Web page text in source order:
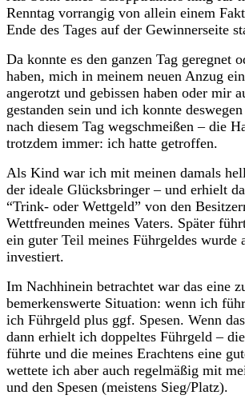
Renntag vorrangig von allein einem
Ende des Tages auf der Gewinnerseite
Da konnte es den ganzen Tag geregnet
haben, mich in meinem neuen Anzug
angerotzt und gebissen haben oder mir
gestanden sein und ich konnte
nach diesem Tag wegschmeißen – die
trotzdem immer: ich hatte getroffen.
Als Kind war ich mit meinen damals
der ideale Glücksbringer – und erhielt
“Trink- oder Wettgeld” von den
Wettfreunden meines Vaters. Später
ein guter Teil meines Führgeldes wurde
investiert.
Im Nachhinein betrachtet war das eine
bemerkenswerte Situation: wenn ich
ich Führgeld plus ggf. Spesen. Wenn
dann erhielt ich doppeltes Führgeld –
führte und die meines Erachtens eine
wettete ich aber auch regelmäßig mit
und den Spesen (meistens Sieg/Platz).